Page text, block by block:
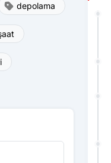
depolama